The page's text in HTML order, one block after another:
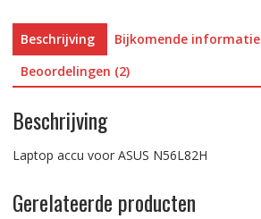
Beschrijving
Bijkomende informatie
Beoordelingen (2)
Beschrijving
Laptop accu voor ASUS N56L82H
Gerelateerde producten